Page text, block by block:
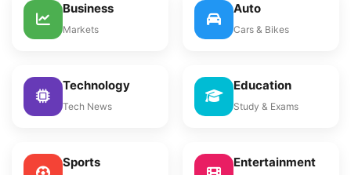
Business
Markets
Auto
Cars & Bikes
Technology
Tech News
Education
Study & Exams
Sports Entertainment